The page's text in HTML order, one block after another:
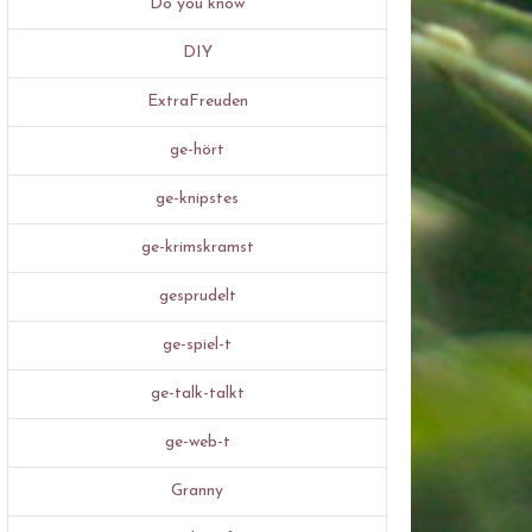
Do you know
DIY
ExtraFreuden
ge-hört
ge-knipstes
ge-krimskramst
gesprudelt
ge-spiel-t
ge-talk-talkt
ge-web-t
Granny